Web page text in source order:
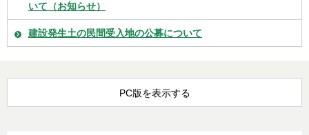
いて（お知らせ）
建設発生土の民間受入地の公募について
PC版を表示する